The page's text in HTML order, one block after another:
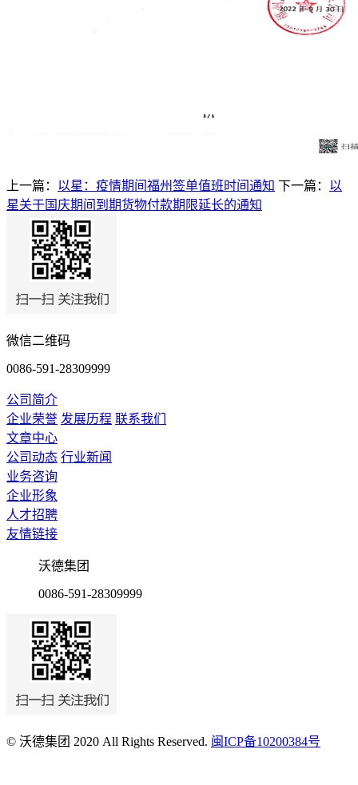
上一篇： 以星：疫情期间福州签单值班时间通知 下一篇： 以
星关于国庆期间到期货物付款期限延长的通知
微信二维码
0086-591-28309999
公司简介
企业荣誉 发展历程 联系我们
文章中心
公司动态 行业新闻
业务咨询
企业形象
人才招聘
友情链接
沃德集团
0086-591-28309999
© 沃德集团 2020 All Rights Reserved. 闽ICP备10200384号